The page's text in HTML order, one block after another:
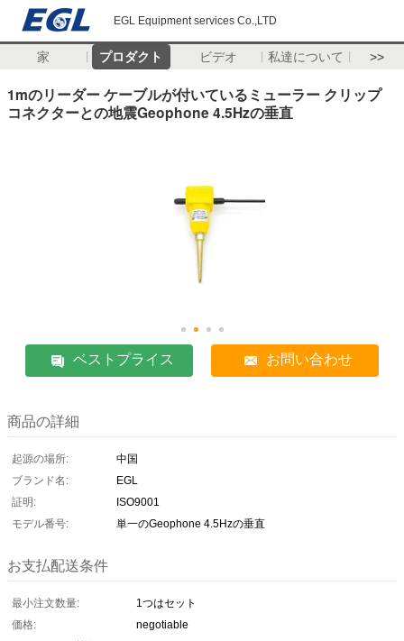
EGL Equipment services Co.,LTD
家 プロダクト ビデオ 私達について >>
1mのリーダー ケーブルが付いているミューラー クリップ
コネクターとの地震Geophone 4.5Hzの垂直
ベストプライス お問い合わせ
商品の詳細
起源の場所:
中国
ブランド名:
EGL
証明:
ISO9001
モデル番号:
単一のGeophone 4.5Hzの垂直
お支払配送条件
最小注文数量:
1つはセット
価格:
negotiable